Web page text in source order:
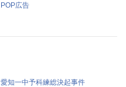
POP広告
愛知一中予科練総決起事件